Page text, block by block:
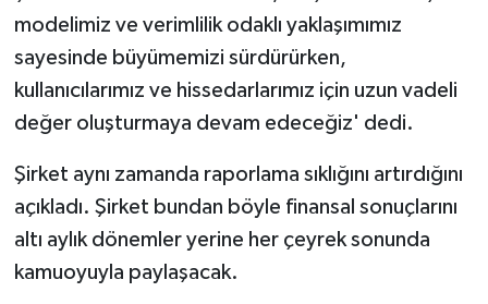
modelimiz ve verimlilik odaklı yaklaşımımız
sayesinde büyümemizi sürdürürken,
kullanıcılarımız ve hissedarlarımız için uzun vadeli
değer oluşturmaya devam edeceğiz' dedi.
Şirket aynı zamanda raporlama sıklığını artırdığını
açıkladı. Şirket bundan böyle finansal sonuçlarını
altı aylık dönemler yerine her çeyrek sonunda
kamuoyuyla paylaşacak.